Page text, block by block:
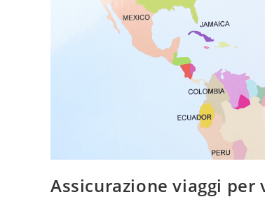
Assicurazione viaggi per